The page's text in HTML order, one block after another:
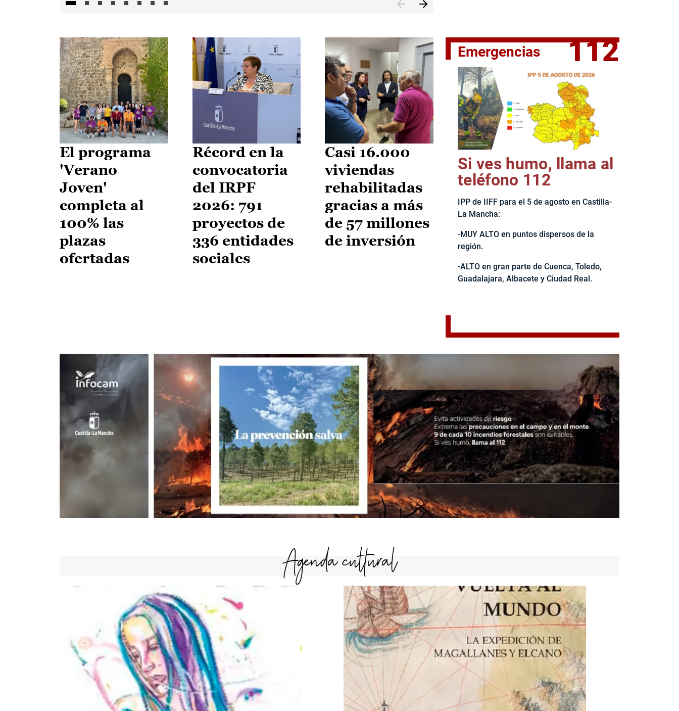
El jefe del Ejecutivo castellanomanchego, Emiliano García-
El programa
'Verano
Joven'
completa al
100% las
plazas
ofertadas
Récord en la
convocatoria
del IRPF
2026: 791
proyectos de
336 entidades
sociales
Casi 16.000
viviendas
rehabilitadas
gracias a más
de 57 millones
de inversión
Emergencias 112
Si ves humo, llama al
teléfono 112
IPP de IIFF para el 5 de agosto en Castilla-
La Mancha:
-MUY ALTO en puntos dispersos de la
región.
-ALTO en gran parte de Cuenca, Toledo,
Guadalajara, Albacete y Ciudad Real.
Agenda cultural